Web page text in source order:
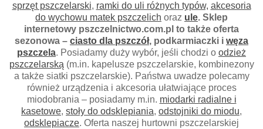
sprzęt pszczelarski, ramki do uli różnych typów, akcesoria
do wychowu matek pszczelich oraz ule. Sklep
internetowy pszczelnictwo.com.pl to także oferta
sezonowa – ciasto dla pszczół, podkarmiaczki i węza
pszczela. Posiadamy duży wybór, jeśli chodzi o odzież
pszczelarską (m.in. kapelusze pszczelarskie, kombinezony
a także siatki pszczelarskie). Państwa uwadze polecamy
również urządzenia i akcesoria ułatwiające proces
miodobrania – posiadamy m.in. miodarki radialne i
kasetowe, stoły do odsklepiania, odstojniki do miodu,
odsklepiacze. Oferta naszej hurtowni pszczelarskiej